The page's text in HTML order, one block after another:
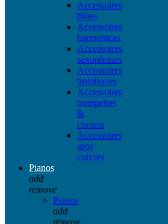
Accessoires
flûtes
Accessoires
harmonicas
Accessoires
saxophones
Accessoires
trombones
Accessoires
trompettes
&
cornets
Accessoires
gros
cuivres
Pianos
add
remove
Pianos
add
remove